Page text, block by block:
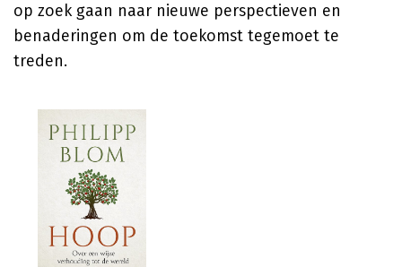
op zoek gaan naar nieuwe perspectieven en
benaderingen om de toekomst tegemoet te
treden.